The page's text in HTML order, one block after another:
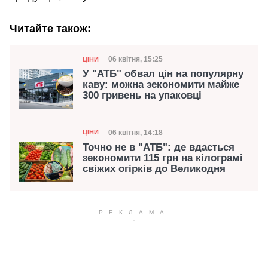
Читайте також:
Категорія
ЦІНИ Дата публікації
06 квітня, 15:25
У "АТБ" обвал цін на популярну
каву: можна зекономити майже
300 гривень на упаковці
Категорія
ЦІНИ Дата публікації
06 квітня, 14:18
Точно не в "АТБ": де вдасться
зекономити 115 грн на кілограмі
свіжих огірків до Великодня